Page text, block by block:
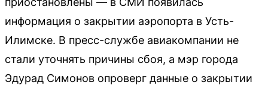
информация о закрытии аэропорта в Усть-
Илимске. В пресс-службе авиакомпании не
стали уточнять причины сбоя, а мэр города
Эдурад Симонов опроверг данные о закрытии